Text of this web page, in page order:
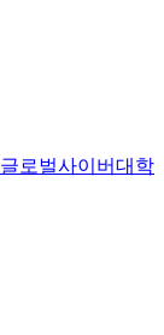
글로벌사이버대학